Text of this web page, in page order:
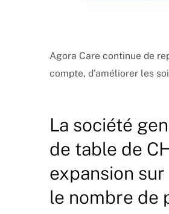
Agora Care continue de
compte, d’améliorer les
La société
de table de
expansion
le nombre de